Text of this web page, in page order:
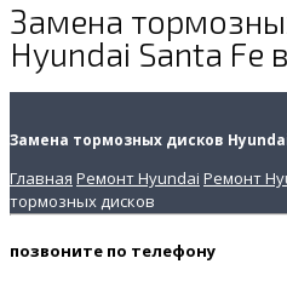
Замена
Hyundai Santa Fe
Замена тормозных дисков
Главная Ремонт Hyundai Ремонт
тормозных дисков
позвоните по телефону